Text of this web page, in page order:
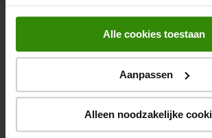
Alle cookies toestaan
Aanpassen
Alleen noodzakelijke
geadviseerd. Vervolgens
thuis bezorgd en
geïnstalleerd met de
nodige uitleg. Heel prettig!
6 augustus 2026
Bekijk
10
nemen de tijd
goed met klant
goeie service!
Martin
6 augustus